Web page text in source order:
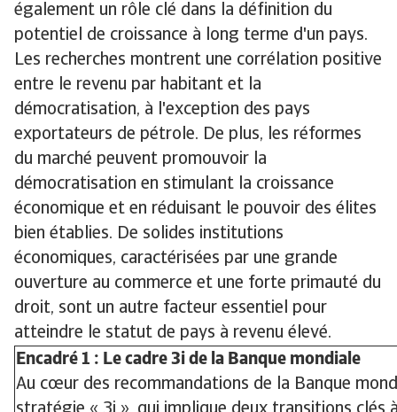
également un rôle clé dans la définition du
potentiel de croissance à long terme d'un pays.
Les recherches montrent une corrélation positive
entre le revenu par habitant et la
démocratisation, à l'exception des pays
exportateurs de pétrole. De plus, les réformes
du marché peuvent promouvoir la
démocratisation en stimulant la croissance
économique et en réduisant le pouvoir des élites
bien établies. De solides institutions
économiques, caractérisées par une grande
ouverture au commerce et une forte primauté du
droit, sont un autre facteur essentiel pour
atteindre le statut de pays à revenu élevé.
Encadré 1 : Le cadre 3i de la Banque mondiale
Au cœur des recommandations de la Banque